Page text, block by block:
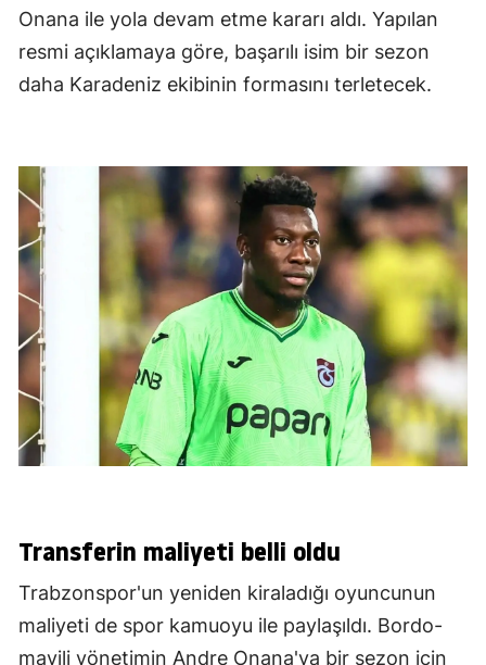
Onana ile yola devam etme kararı aldı. Yapılan
resmi açıklamaya göre, başarılı isim bir sezon
daha Karadeniz ekibinin formasını terletecek.
Transferin maliyeti belli oldu
Trabzonspor'un yeniden kiraladığı oyuncunun
maliyeti de spor kamuoyu ile paylaşıldı. Bordo-
mavili yönetimin Andre Onana'ya bir sezon için